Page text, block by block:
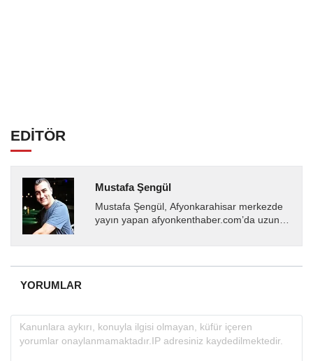
EDİTÖR
Mustafa Şengül
Mustafa Şengül, Afyonkarahisar merkezde
yayın yapan afyonkenthaber.com’da uzun
almakta, haber akışı...
YORUMLAR